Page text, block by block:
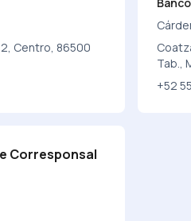
Centro, 86500
Tab.,
+52
Corresponsal